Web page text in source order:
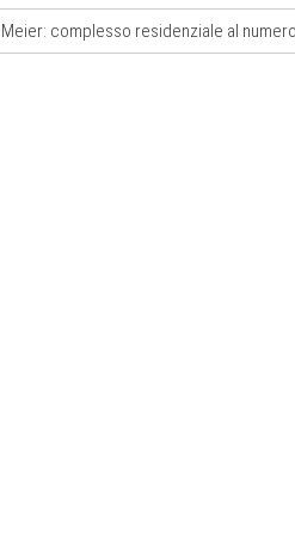
Con Carlo Scarpa lungo
appuntamenti tra Palermo,
Venezia